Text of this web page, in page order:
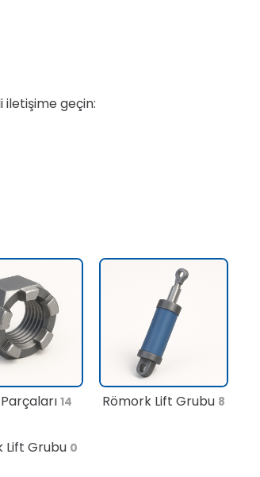
iletişime geçin:
14 Römork Lift Grubu 8
Lift Grubu 0